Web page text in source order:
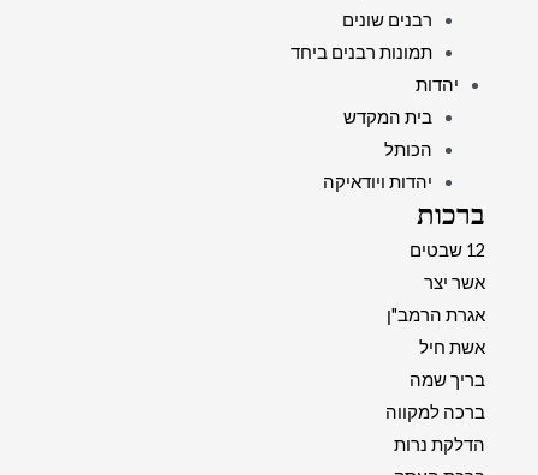
רבנים שונים
תמונות רבנים ביחד
יהדות
בית המקדש
הכותל
יהדות ויודאיקה
ברכות
12 שבטים
אשר יצר
אגרת הרמב"ן
אשת חיל
בריך שמה
ברכה למקווה
הדלקת נרות